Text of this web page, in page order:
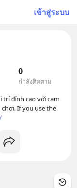
เข้าสู่ระบบ
0
กำลังติดตาม
trí đỉnh cao với cam
If you use the